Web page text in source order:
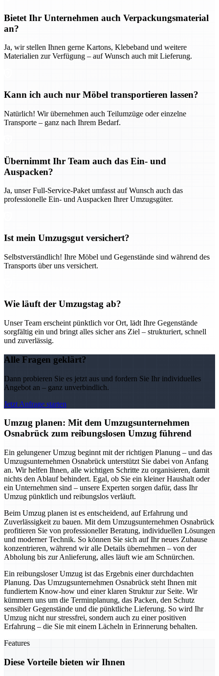
Bietet Ihr Unternehmen auch Verpackungsmaterial
an?
Ja, wir stellen Ihnen gerne Kartons, Klebeband und weitere
Materialien zur Verfügung – auf Wunsch auch mit Lieferung.
Kann ich auch nur Möbel transportieren lassen?
Natürlich! Wir übernehmen auch Teilumzüge oder einzelne
Transporte – ganz nach Ihrem Bedarf.
Übernimmt Ihr Team auch das Ein- und
Auspacken?
Ja, unser Full-Service-Paket umfasst auf Wunsch auch das
professionelle Ein- und Auspacken Ihrer Umzugsgüter.
Ist mein Umzugsgut versichert?
Selbstverständlich! Ihre Möbel und Gegenstände sind während des
Transports über uns versichert.
Wie läuft der Umzugstag ab?
Unser Team erscheint pünktlich vor Ort, lädt Ihre Gegenstände
sorgfältig ein und bringt alles sicher ans Ziel – strukturiert, schnell
und zuverlässig.
Alle Fragen geklärt?
Dann probieren Sie es jetzt aus und fordern Sie Ihr individuelles
Angebot an – ganz unverbindlich.
Jetzt Anfrage starten
Umzug planen: Mit dem Umzugsunternehmen
Osnabrück zum reibungslosen Umzug führend
Ein gelungener Umzug beginnt mit der richtigen Planung – und das
Umzugsunternehmen Osnabrück unterstützt Sie dabei von Anfang
an. Wir helfen Ihnen, alle wichtigen Schritte zu organisieren, damit
nichts den Ablauf behindert. Egal, ob Sie ein kleiner Haushalt oder
ein Unternehmen sind – unsere Experten sorgen dafür, dass Ihr
Umzug pünktlich und reibungslos verläuft.
Beim Umzug planen ist es entscheidend, auf Erfahrung und
Zuverlässigkeit zu bauen. Mit dem Umzugsunternehmen Osnabrück
profitieren Sie von professioneller Beratung, individuellen Lösungen
und moderner Technik. So können Sie sich auf Ihr neues Zuhause
konzentrieren, während wir alle Details übernehmen – von der
Abholung bis zur Anlieferung, alles läuft wie am Schnürchen.
Ein reibungsloser Umzug ist das Ergebnis einer durchdachten
Planung. Das Umzugsunternehmen Osnabrück steht Ihnen mit
fundiertem Know-how und einer klaren Struktur zur Seite. Wir
kümmern uns um die Terminplanung, das Packen, den Schutz
sensibler Gegenstände und die pünktliche Lieferung. So wird Ihr
Umzug nicht nur stressfrei, sondern auch zu einer positiven
Erfahrung – die Sie mit einem Lächeln in Erinnerung behalten.
Features
Diese Vorteile bieten wir Ihnen